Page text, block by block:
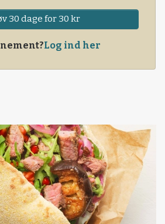
30 dage for 30 kr
Log ind her